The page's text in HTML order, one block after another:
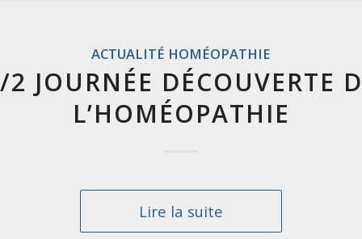
ACTUALITÉ HOMÉOPATHIE
2 JOURNÉE DÉCOUVERTE
L’HOMÉOPATHIE
Lire la suite